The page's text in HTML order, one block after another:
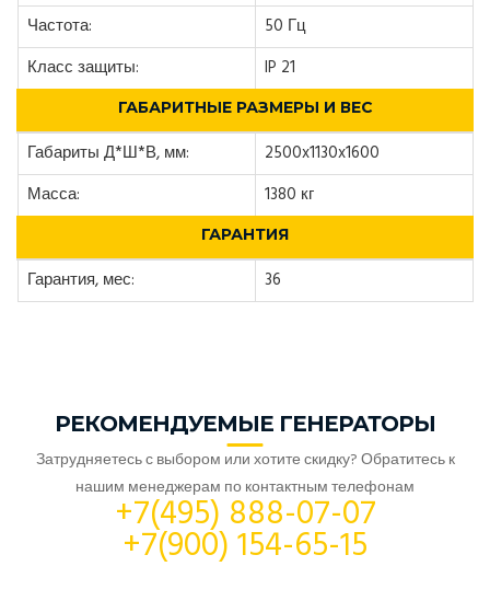
Частота:
50 Гц
Класс защиты:
IP 21
ГАБАРИТНЫЕ РАЗМЕРЫ И ВЕС
Габариты Д*Ш*В, мм:
2500x1130x1600
Масса:
1380 кг
ГАРАНТИЯ
Гарантия, мес: 36
РЕКОМЕНДУЕМЫЕ ГЕНЕРАТОРЫ
Затрудняетесь с выбором или хотите скидку? Обратитесь к
нашим менеджерам по контактным телефонам
+7(495) 888-07-07
+7(900) 154-65-15